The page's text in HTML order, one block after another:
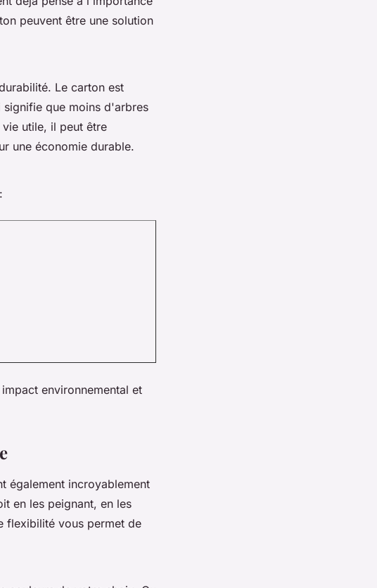
peuvent être une solution
Le carton est
que moins d'arbres
utile, il peut être
une économie durable.
environnemental et
également incroyablement
en les peignant, en les
flexibilité vous permet de